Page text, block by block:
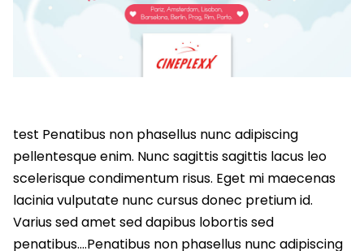
test Penatibus non phasellus nunc adipiscing
pellentesque enim. Nunc sagittis sagittis lacus leo
scelerisque condimentum risus. Eget mi maecenas
lacinia vulputate nunc cursus donec pretium id.
Varius sed amet sed dapibus lobortis sed
penatibus….Penatibus non phasellus nunc adipiscing